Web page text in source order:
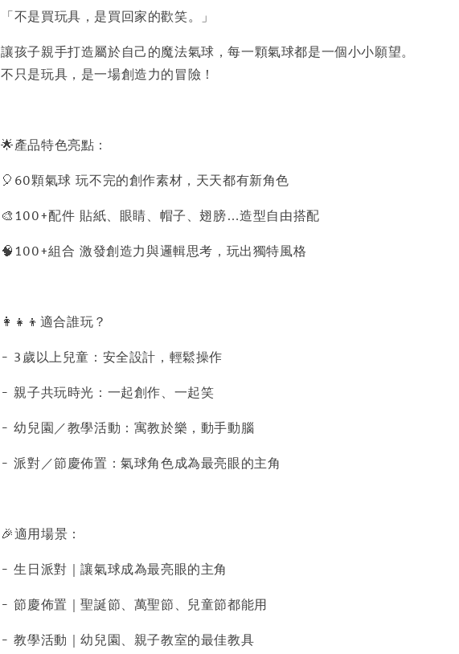
「不是買玩具，是買回家的歡笑。」
讓孩子親手打造屬於自己的魔法氣球，每一顆氣球都是一個小小願望。
不只是玩具，是一場創造力的冒險！
🌟產品特色亮點：
🎈60顆氣球 玩不完的創作素材，天天都有新角色
🎨100+配件 貼紙、眼睛、帽子、翅膀…造型自由搭配
🧠100+組合 激發創造力與邏輯思考，玩出獨特風格
👩‍👧‍👦適合誰玩？
- 3歲以上兒童：安全設計，輕鬆操作
- 親子共玩時光：一起創作、一起笑
- 幼兒園／教學活動：寓教於樂，動手動腦
- 派對／節慶佈置：氣球角色成為最亮眼的主角
🎉適用場景：
- 生日派對｜讓氣球成為最亮眼的主角
- 節慶佈置｜聖誕節、萬聖節、兒童節都能用
- 教學活動｜幼兒園、親子教室的最佳教具